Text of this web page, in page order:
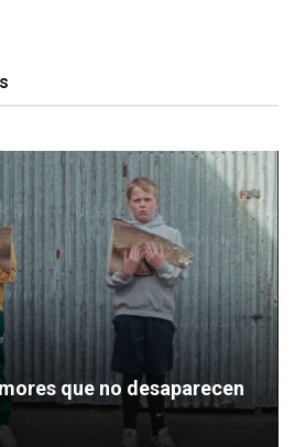
que no desaparecen